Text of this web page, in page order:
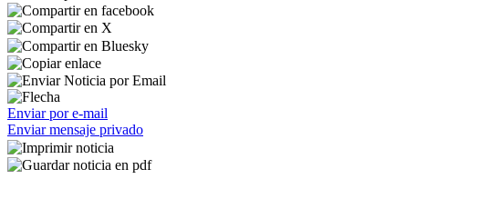
Enviar por e-mail
Enviar mensaje privado